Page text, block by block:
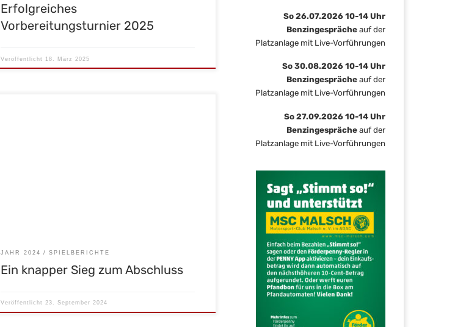
Erfolgreiches
Vorbereitungsturnier 2025
Veröffentlicht 18. März 2025
JAHR 2024 SPIELBERICHTE
Ein knapper Sieg zum Abschluss
Veröffentlicht23. September 2024
So 26.07.2026 10-14 Uhr
Benzingesprächeauf der
Platzanlage mit Live-Vorführungen
So 30.08.2026 10-14 Uhr
Benzingesprächeauf der
Platzanlage mit Live-Vorführungen
So 27.09.2026 10-14 Uhr
Benzingesprächeauf der
Platzanlage mit Live-Vorführungen